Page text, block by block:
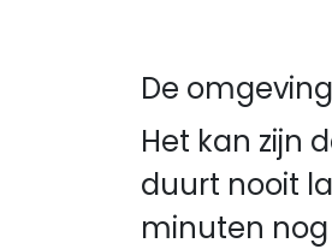
De
Het kan zijn
duurt nooit
minuten